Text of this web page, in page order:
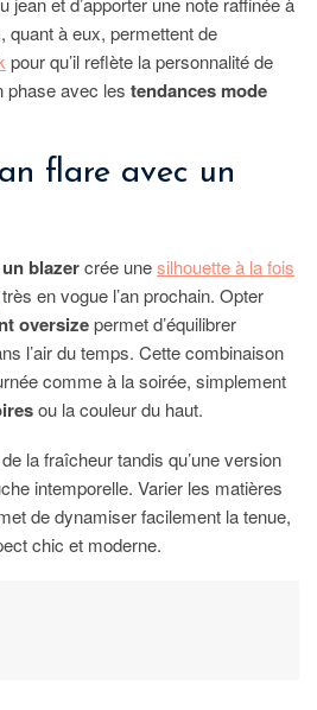
quant à eux, permettent de
pour qu’il reflète la personnalité de
phase avec les tendances mode
flare avec un
blazercrée unesilhouette à la fois
en vogue l’an prochain. Opter
oversizepermet d’équilibrer
l’air du temps. Cette combinaison
comme à la soirée, simplement
ou la couleur du haut.
la fraîcheur tandis qu’une version
intemporelle. Varier les matières
de dynamiser facilement la tenue,
chic et moderne.